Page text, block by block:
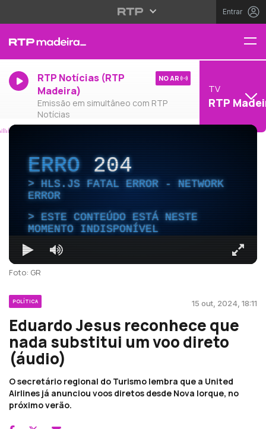
Entrar
RTP Notícias (RTP
Madeira)
Emissão em simultâneo com RTP
Notícias
NO AR
TV
RTP
ERRO204
HLS.JS FATAL ERROR - NETWORK
ERROR
ESTE CONTEÚDO ESTÁ NESTE
MOMENTO INDISPONÍVEL
Foto: GR
POLÍTICA 15 out, 2024, 18:11
Eduardo Jesus reconhece que
nada substitui um voo direto
(áudio)
O secretário regional do Turismo lembra que a United
Airlines já anunciou voos diretos desde Nova Iorque, no
próximo verão.